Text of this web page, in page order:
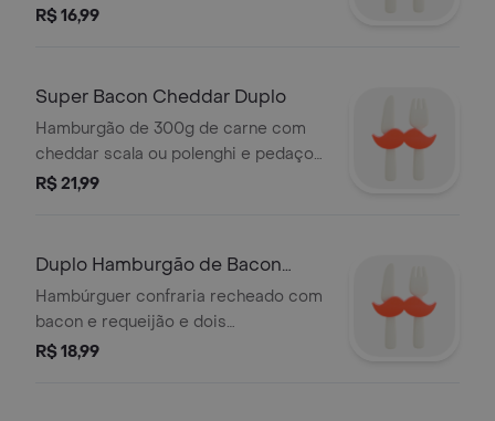
confraria.
R$ 16,99
Super Bacon Cheddar Duplo
Hamburgão de 300g de carne com
cheddar scala ou polenghi e pedaços
de bacon.
R$ 21,99
Duplo Hamburgão de Bacon
Requeijão
Hambúrguer confraria recheado com
bacon e requeijão e dois
hambúrgueres 300g.
R$ 18,99